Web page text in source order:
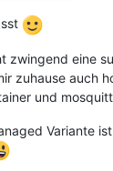
zwingend eine
zuhause auch
und
Variante